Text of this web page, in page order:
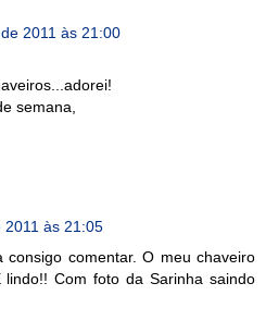
2011 às 21:00
semana,
2011 às 21:05
consigo comentar. O meu chaveiro
Com foto da Sarinha saindo